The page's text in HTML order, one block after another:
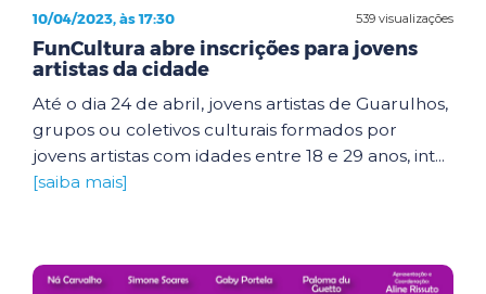
539 visualizações
10/04/2023, às 17:30
FunCultura abre inscrições para jovens
artistas da cidade
Até o dia 24 de abril, jovens artistas de Guarulhos,
grupos ou coletivos culturais formados por
jovens artistas com idades entre 18 e 29 anos, int...
[saiba mais]